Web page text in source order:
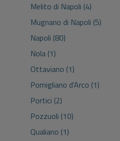
Melito di Napoli (4)
Mugnano di Napoli (5)
Napoli (80)
Nola (1)
Ottaviano (1)
Pomigliano d'Arco (1)
Portici (2)
Pozzuoli (10)
Qualiano (1)